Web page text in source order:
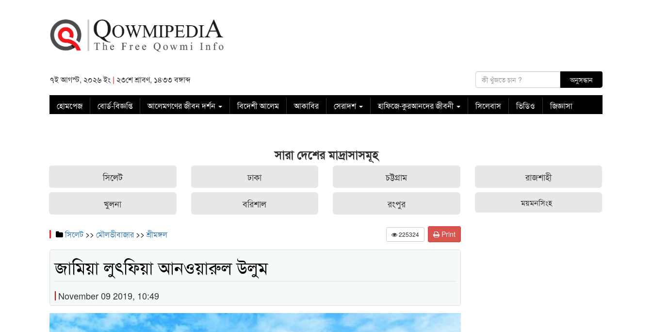
৭ই আগস্ট, ২০২৬ ইং | ২৩শে শ্রাবণ, ১৪৩৩ বঙ্গাব্দ
হোমপেজ বোর্ড-বিজ্ঞপ্তি আলেমগণের জীবন দর্শন বিদেশী আলেম আকাবির সেরাদশ হাফিজে-কুরআনদের জীবনী সিলেবাস ভিডিও জিজ্ঞাসা
সারা দেশের মাদ্রাসাসমূহ
সিলেট ঢাকা চট্টগ্রাম রাজশাহী
খুলনা বরিশাল রংপুর ময়মনসিংহ
সিলেট>> মৌলভীবাজার >>শ্রীমঙ্গল 225324 Print
জামিয়া লুৎফিয়া আনওয়ারুল উলুম
November 09 2019, 10:49